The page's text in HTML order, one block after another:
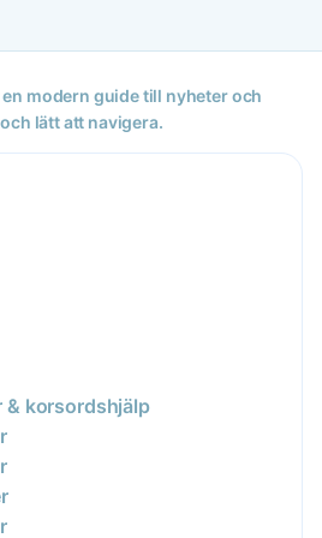
modern guide till nyheter och
lätt att navigera.
& korsordshjälp